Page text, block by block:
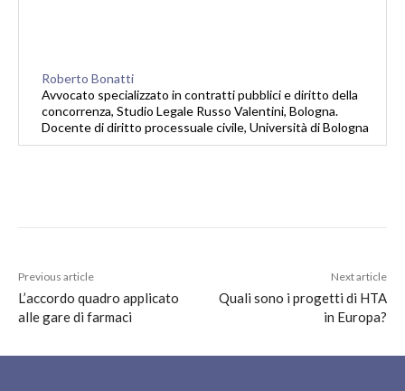
Roberto Bonatti
Avvocato specializzato in contratti pubblici e diritto della
concorrenza, Studio Legale Russo Valentini, Bologna.
Docente di diritto processuale civile, Università di Bologna
Previous article
L’accordo quadro applicato
alle gare di farmaci
Next article
Quali sono i progetti di HTA
in Europa?